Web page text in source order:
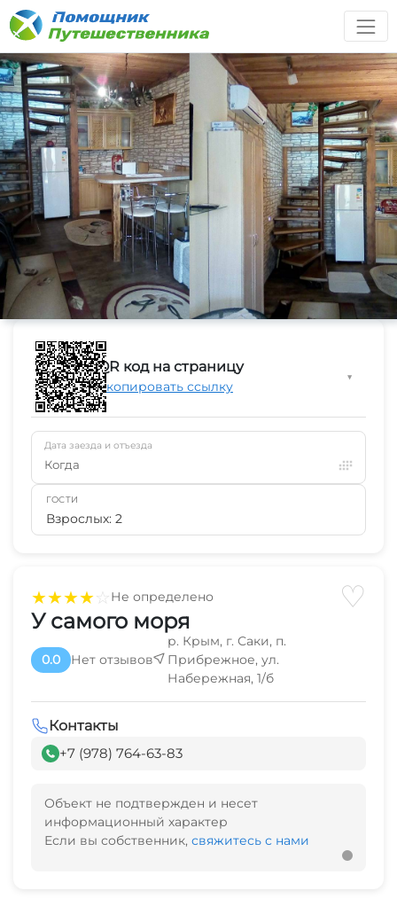
★★★★☆Не определено ♡
У самого моря
0.0 Нет отзывов
р. Крым, г. Саки, п.
Прибрежное, ул.
Набережная, 1/б
Контакты
+7 (978) 764-63-83
Объект не подтвержден и несет
информационный характер
Если вы собственник, свяжитесь с нами
QR код на страницу
Скопировать ссылку
▼
Дата заезда и отъезда
Когда
ГОСТИ
Взрослых: 2